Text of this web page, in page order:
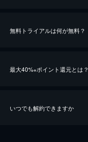
無料トライアルは何が無料？
最大40%※ポイント還元とは？
いつでも解約できますか